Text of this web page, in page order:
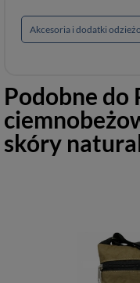
Akcesoria i dodatki
Podobne do
skóry